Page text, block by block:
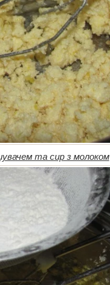
та сир з молоком